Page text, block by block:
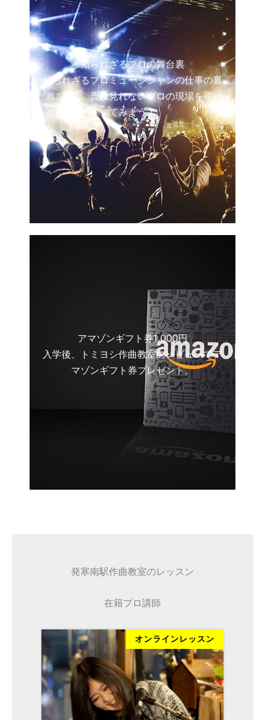
知られざるプロの舞台裏
知られざるプロミュージシャンの仕事の裏
側に密着。普段見れないプロの現場を覗い
てみよう！
アマゾンギフト券1,000円
入学後、トミヨシ作曲教室のレビューでア
マゾンギフト券プレゼント。
発寒南駅作曲教室のレッスン
在籍プロ講師
オンラインレッスン